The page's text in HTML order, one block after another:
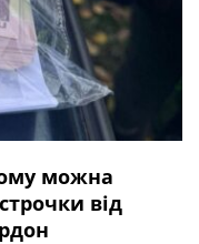
можна
від